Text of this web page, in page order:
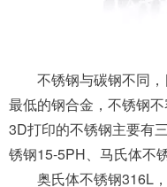
不锈钢与碳钢不同，
最低的钢合金，不锈钢
3D打印的不锈钢主要有
锈钢15-5PH、马氏体不
奥氏体不锈钢316L，